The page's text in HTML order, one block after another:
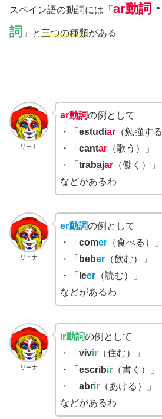
スペイン語の動詞には「 ar動詞 ・
詞 」と三つの種類がある
リーナ
ar動詞の例として
・「 estudiar（勉強す
・「 cantar（歌う）」
・「 trabajar（働く）」
などがあるわ
リーナ
er動詞の例として
・「 comer（食べる）」
・「 beber（飲む）」
・「 leer（読む）」
などがあるわ
リーナ
ir動詞の例として
・「 vivir（住む）」
・「 escribir（書く）」
・「 abrir（あける）」
などがあるわ